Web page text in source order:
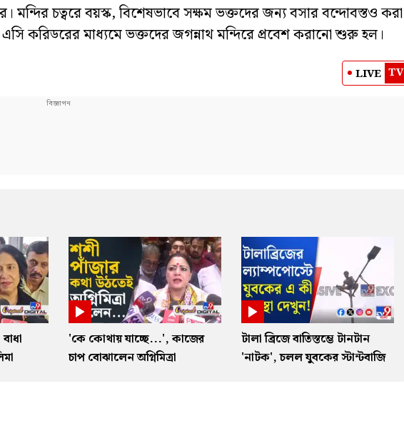
মন্দির চত্বরে বয়স্ক, বিশেষভাবে সক্ষম ভক্তদের জন্য বসার বন্দোবস্তও করা
করিডরের মাধ্যমে ভক্তদের জগন্নাথ মন্দিরে প্রবেশ করানো শুরু হল।
LIVE TV
'কে কোথায় যাচ্ছে...', কাজের
চাপ বোঝালেন অগ্নিমিত্রা
টালা ব্রিজে বাতিস্তম্ভে টানটান
'নাটক', চলল যুবকের স্টান্টবাজি